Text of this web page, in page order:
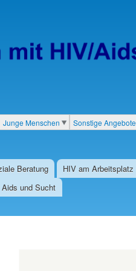
Junge Menschen Sonstige Angebote
Beratung
HIV am Arbeitsplatz
und Sucht